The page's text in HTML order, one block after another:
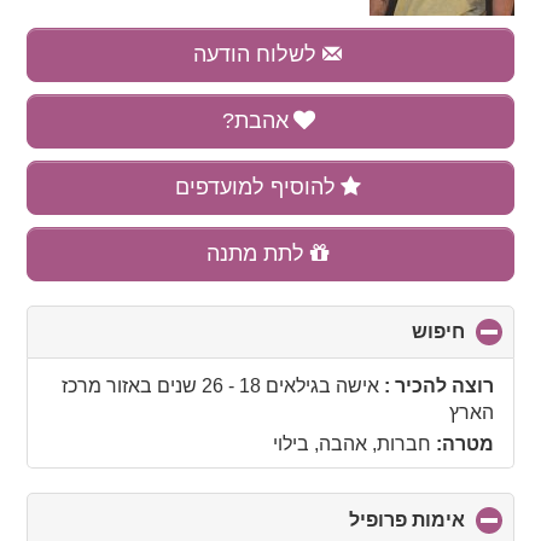
לשלוח הודעה
אהבת?
להוסיף למועדפים
לתת מתנה
חיפוש
to
collapseרוצה להכיר :אישה בגילאים 18 - 26 שנים באזור מרכז
הארץ
מטרה: חברות, אהבה, בילוי
אימות פרופיל